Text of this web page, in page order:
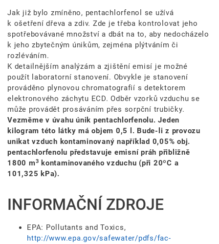
Jak již bylo zmíněno, pentachlorfenol se užívá
k ošetření dřeva a zdiv. Zde je třeba kontrolovat jeho
spotřebovávané množství a dbát na to, aby nedocházelo
k jeho zbytečným únikům, zejména plýtváním či
rozléváním.
K detailnějším analýzám a zjištění emisí je možné
použít laboratorní stanovení. Obvykle je stanovení
prováděno plynovou chromatografií s detektorem
elektronového záchytu ECD. Odběr vzorků vzduchu se
může provádět prosáváním přes sorpční trubičky.
Vezměme v úvahu únik pentachlorfenolu. Jeden
kilogram této látky má objem 0,5 l. Bude-li z provozu
unikat vzduch kontaminovaný například 0,05% obj.
pentachlorfenolu představuje emisní práh přibližně
1800 m3 kontaminovaného vzduchu (při 20ºC a
101,325 kPa).
INFORMAČNÍ ZDROJE
EPA: Pollutants and Toxics,
http://www.epa­.gov/safewater/pdfs/fac­